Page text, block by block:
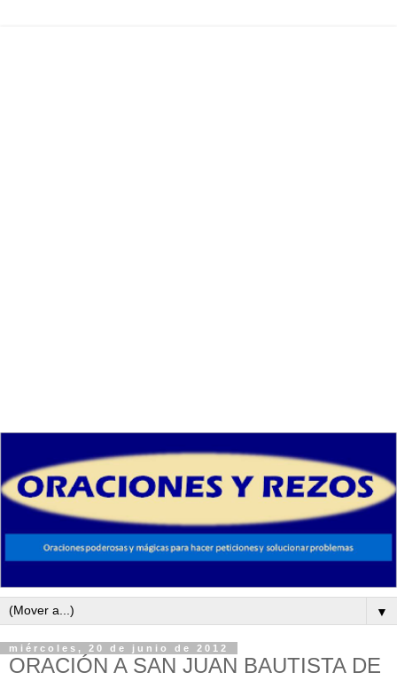
▼
miércoles, 20 de junio de 2012
ORACIÓN A SAN JUAN BAUTISTA DE